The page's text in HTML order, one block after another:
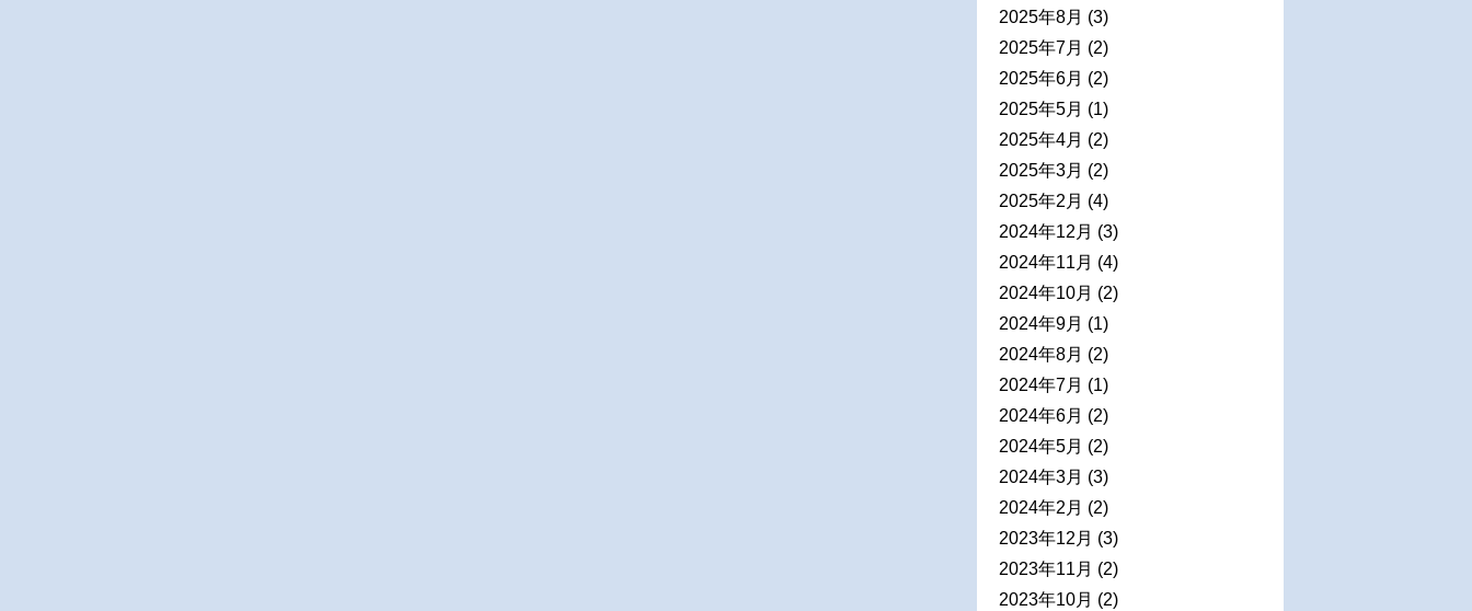
2025年8月 (3)
2025年7月 (2)
2025年6月 (2)
2025年5月 (1)
2025年4月 (2)
2025年3月 (2)
2025年2月 (4)
2024年12月 (3)
2024年11月 (4)
2024年10月 (2)
2024年9月 (1)
2024年8月 (2)
2024年7月 (1)
2024年6月 (2)
2024年5月 (2)
2024年3月 (3)
2024年2月 (2)
2023年12月 (3)
2023年11月 (2)
2023年10月 (2)